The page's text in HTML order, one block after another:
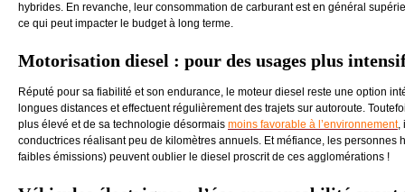
hybrides. En revanche, leur consommation de carburant est en général
ce qui peut impacter le budget à long terme.
Motorisation diesel : pour des usages plus
Réputé pour sa fiabilité et son endurance, le moteur diesel reste une option
longues distances et effectuent régulièrement des trajets sur autoroute.
plus élevé et de sa technologie désormais moins favorable à l’environnement,
conductrices réalisant peu de kilomètres annuels. Et méfiance, les personnes
faibles émissions) peuvent oublier le diesel proscrit de ces agglomérations !